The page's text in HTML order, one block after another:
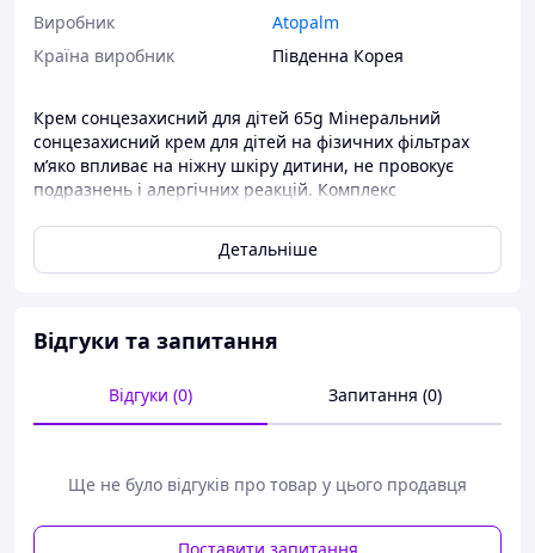
Виробник
Atopalm
Країна виробник
Південна Корея
Крем сонцезахисний для дітей 65g Мінеральний
сонцезахисний крем для дітей на фізичних фільтрах
м’яко впливає на ніжну шкіру дитини, не провокує
подразнень і алергічних реакцій. Комплекс
загоює пошкодження. Основу продукту становить оксид
цинку (192 000 ppm) — органічний сонцезахисний
Крем на базі ламелярної емульсії має фізіологічну
схожість з ліпідами рогового шару шкіри. Він відновлює
мантію та підвищує стійкість шкіри до зовнішніх
подразників. Властивості сонцезахисного крему:містить
реакцій; усуває сухість; зволожує та загоює
пошкодження; захищає шкіру від УФ-випромінювання;
зміцнює та захищає шкіру. Основні активні
компоненти:Олія соняшника глибоко живить, зволожує
Детальніше
Відгуки та запитання
Відгуки (0) Запитання (0)
Ще не було відгуків про товар у цього продавця